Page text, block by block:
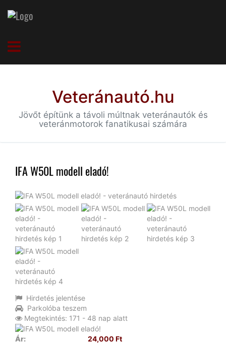
Veteránautó.hu
Jövőt építünk a távoli múltnak veteránautók és
veteránmotorok fanatikusai számára
IFA W50L modell eladó!
Hirdetés jelentése
Parkolóba teszem
Megtekintés: 171 - 48 nap alatt
Ár:
24,000 Ft